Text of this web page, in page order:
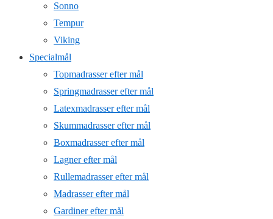
Sonno
Tempur
Viking
Specialmål
Topmadrasser efter mål
Springmadrasser efter mål
Latexmadrasser efter mål
Skummadrasser efter mål
Boxmadrasser efter mål
Lagner efter mål
Rullemadrasser efter mål
Madrasser efter mål
Gardiner efter mål